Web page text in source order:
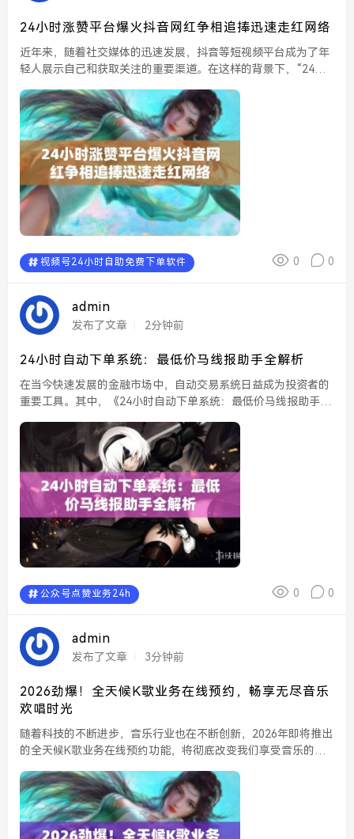
24小时涨赞平台爆火抖音网红争相追捧迅速走红网络
近年来，随着社交媒体的迅速发展，抖音等短视频平台成为了年
轻人展示自己和获取关注的重要渠道。在这样的背景下，“24小
争相追捧的热点。这一平台的火爆，不仅改变了个人网红的...
视频号24小时自助免费下单软件 0 0
admin
发布了文章 2分钟前
24小时自动下单系统：最低价马线报助手全解析
在当今快速发展的金融市场中，自动交易系统日益成为投资者的
重要工具。其中，《24小时自动下单系统：最低价马线报助手》
本文将对这一系统进行全面解析，帮助大家更好地理解和应用...
公众号点赞业务24h 0 0
admin
发布了文章 3分钟前
2026劲爆！全天候K歌业务在线预约，畅享无尽音乐
欢唱时光
随着科技的不断进步，音乐行业也在不断创新，2026年即将推出
的全天候K歌业务在线预约功能，将彻底改变我们享受音乐的方